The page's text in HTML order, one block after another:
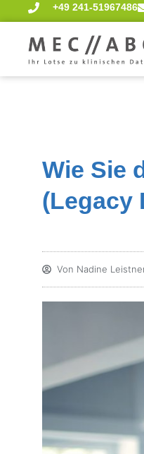
+49 241-51967486
Wie Sie
(Legacy
Von Nadine